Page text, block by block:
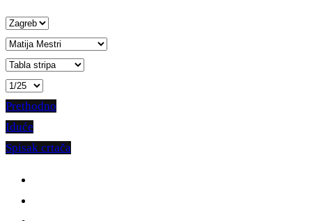
Prethodno
Iduće
Spisak crtača